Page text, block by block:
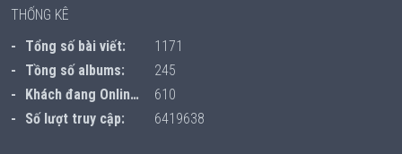
THỐNG KÊ
Tổng số bài viết:
1171
Tồng số albums:
245
Khách đang Online:
610
Số lượt truy cập:
6419638